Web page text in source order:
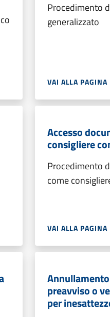
Procedimento
generalizzato
VAI ALLA PAGINA
Accesso
consigliere
Procedimento
come
VAI ALLA PAGINA
preavviso o
per